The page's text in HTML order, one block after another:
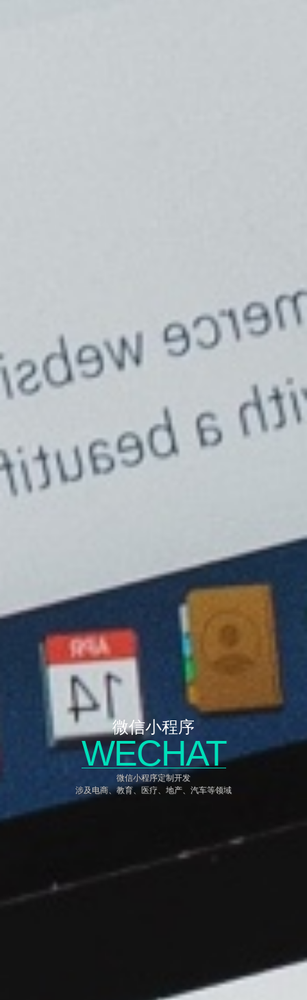
微信小程序
WECHAT
微信小程序定制开发
涉及电商、教育、医疗、地产、汽车等领域